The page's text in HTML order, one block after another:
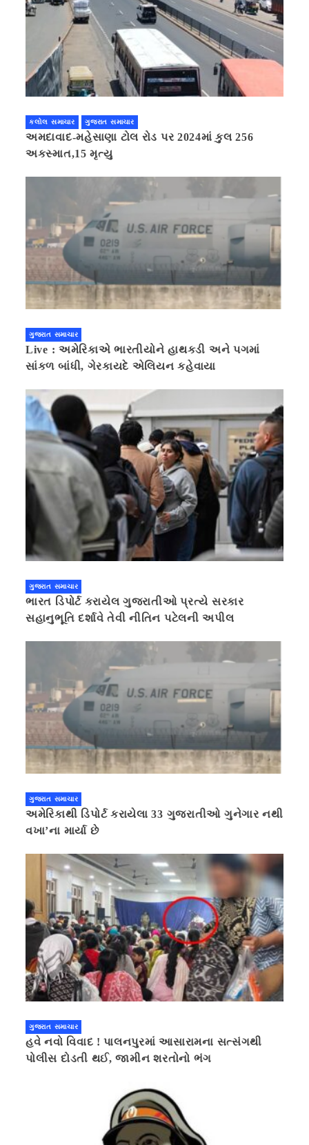
કલોલ સમાચાર ગુજરાત સમાચાર
અમદાવાદ-મહેસાણા ટોલ રોડ પર 2024માં કુલ 256
અકસ્માત,15 મૃત્યુ
ગુજરાત સમાચાર
Live : અમેરિકાએ ભારતીયોને હાથકડી અને પગમાં
સાંકળ બાંધી, ગેરકાયદે એલિયન કહેવાયા
ગુજરાત સમાચાર
ભારત ડિપોર્ટ કરાયેલ ગુજરાતીઓ પ્રત્યે સરકાર
સહાનુભૂતિ દર્શાવે તેવી નીતિન પટેલની અપીલ
ગુજરાત સમાચાર
અમેરિકાથી ડિપોર્ટ કરાયેલા 33 ગુજરાતીઓ ગુનેગાર નથી
વખા’ના માર્યા છે
ગુજરાત સમાચાર
હવે નવો વિવાદ ! પાલનપુરમાં આસારામના સત્સંગથી
પોલીસ દોડતી થઈ, જામીન શરતોનો ભંગ